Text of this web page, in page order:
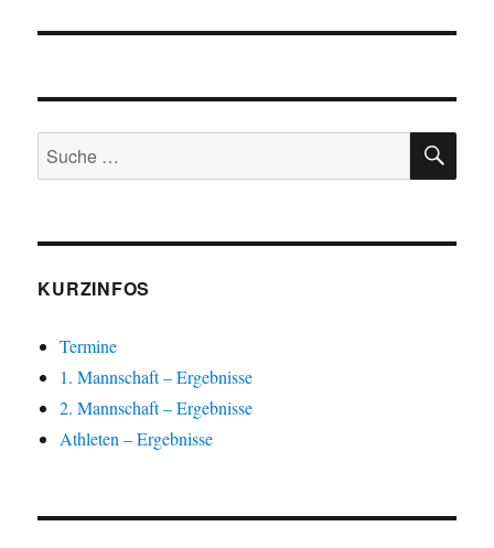
Suche
nach:
KURZINFOS
Termine
1. Mannschaft – Ergebnisse
2. Mannschaft – Ergebnisse
Athleten – Ergebnisse